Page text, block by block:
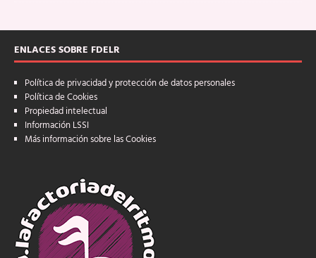
ENLACES SOBRE FDELR
Política de privacidad y protección de datos personales
Política de Cookies
Propiedad intelectual
Información LSSI
Más información sobre las Cookies